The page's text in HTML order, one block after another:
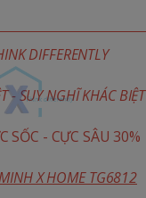
DIFFERENTLY
- SUY NGHĨ KHÁC BIỆT
SỐC - CỰC SÂU 30%
X HOME TG6812